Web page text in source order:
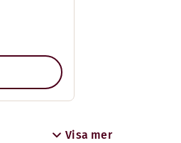
Visa mer